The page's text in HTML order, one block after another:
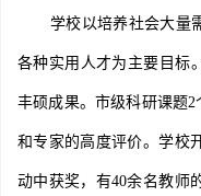
学校以培养社会大量需
各种实用人才为主要目标
丰硕成果。市级科研课题
和专家的高度评价。学校
动中获奖，有40余名教师